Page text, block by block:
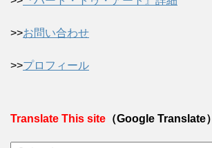
>>お問い合わせ
>>プロフィール
Translate This site （Google Translate）